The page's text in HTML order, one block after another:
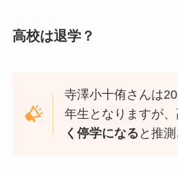
高校は退学？
寺澤小十侑さんは
年生となりますが
く停学になる と推測